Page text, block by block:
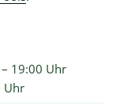
19:00 Uhr
Uhr